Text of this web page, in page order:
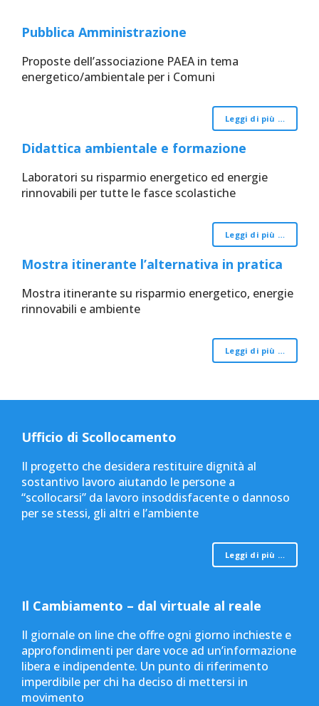
Pubblica Amministrazione
Proposte dell’associazione PAEA in tema
energetico/ambientale per i Comuni
Leggi di più …
Didattica ambientale e formazione
Laboratori su risparmio energetico ed energie
rinnovabili per tutte le fasce scolastiche
Leggi di più …
Mostra itinerante l’alternativa in pratica
Mostra itinerante su risparmio energetico, energie
rinnovabili e ambiente
Leggi di più …
Ufficio di Scollocamento
Il progetto che desidera restituire dignità al
sostantivo lavoro aiutando le persone a
“scollocarsi” da lavoro insoddisfacente o dannoso
per se stessi, gli altri e l’ambiente
Leggi di più …
Il Cambiamento – dal virtuale al reale
Il giornale on line che offre ogni giorno inchieste e
approfondimenti per dare voce ad un’informazione
libera e indipendente. Un punto di riferimento
imperdibile per chi ha deciso di mettersi in
movimento